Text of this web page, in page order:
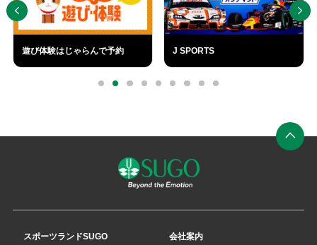
遊び体験はじゃらんで予約 J SPORTS
部
0 1 2 3 4 5 6 7 8
の
スポーツランドSUGO 会社案内